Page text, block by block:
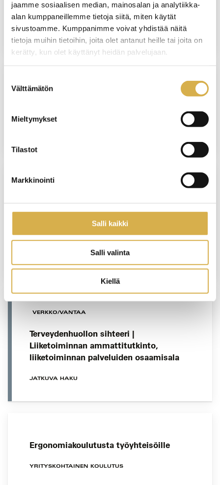
jaamme sosiaalisen median, mainosalan ja analytiikka-
alan kumppaneillemme tietoja siitä, miten käytät
sivustoamme. Kumppanimme voivat yhdistää näitä
tietoja muihin tietoihin, joita olet antanut heille tai joita on
kerätty, kun olet käyttänyt heidän palvelujaan.
valinta
Välttämätön
Mieltymykset
Tilastot
Markkinointi
Salli kaikki
Salli valinta
Kiellä
Isännöinnin ammattitutkinto
JATKUVA HAKU
KERAVA
Aulapalveluhenkilö | Liiketoiminnan
ammattitutkinto, liiketoiminnan
palveluiden osaamisala
VERKKO/VANTAA
Terveydenhuollon sihteeri |
Liiketoiminnan ammattitutkinto,
liiketoiminnan palveluiden osaamisala
JATKUVA HAKU
Ergonomiakoulutusta työyhteisöille
YRITYSKOHTAINEN KOULUTUS